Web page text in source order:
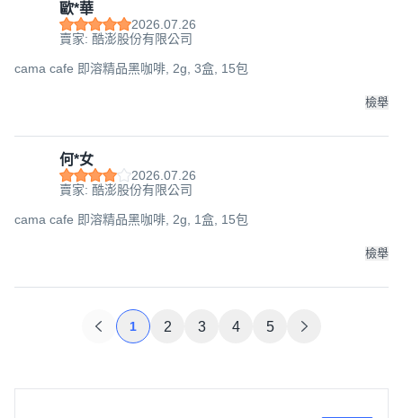
歐*華
2026.07.26
賣家: 酷澎股份有限公司
cama cafe 即溶精品黑咖啡, 2g, 3盒, 15包
檢舉
何*女
2026.07.26
賣家: 酷澎股份有限公司
cama cafe 即溶精品黑咖啡, 2g, 1盒, 15包
檢舉
1 2 3 4 5